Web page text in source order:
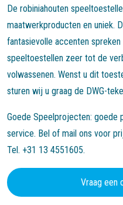
De robiniahouten
maatwerkproducten en uniek.
fantasievolle accenten
speeltoestellen zeer tot de
volwassenen. Wenst u dit
sturen wij u graag de DWG-
Goede Speelprojecten: goede
service. Bel of mail ons voor
Tel. +31 13 4551605.
Vraag een